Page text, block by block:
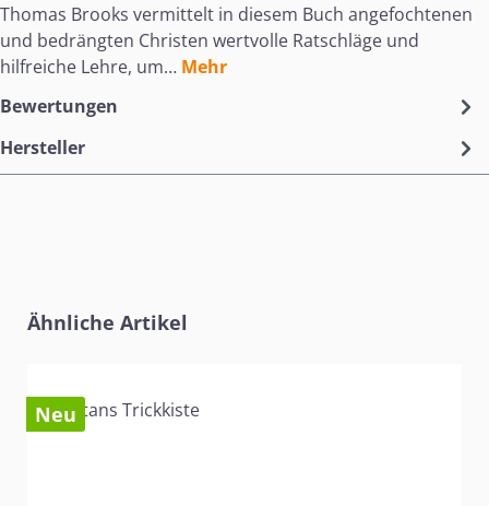
Thomas Brooks vermittelt in diesem Buch angefochtenen
und bedrängten Christen wertvolle Ratschläge und
hilfreiche Lehre, um… Mehr
Bewertungen
Hersteller
Produktgalerie überspringen
Ähnliche Artikel
Neu